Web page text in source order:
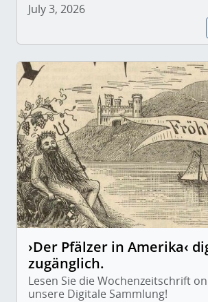
July 3, 2026
›Der Pfälzer in Amerika‹
zugänglich.
Lesen Sie die Wochenzeitschrift
unsere Digitale Sammlung!